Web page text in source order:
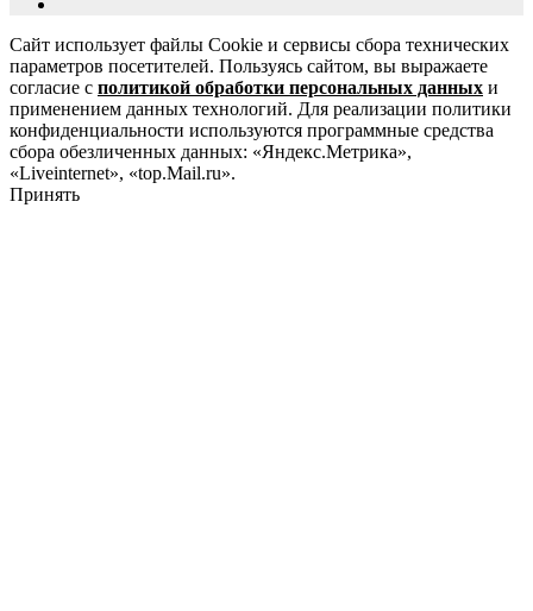
Сайт использует файлы Cookie и сервисы сбора технических
параметров посетителей. Пользуясь сайтом, вы выражаете
согласие с политикой обработки персональных данных и
применением данных технологий. Для реализации политики
конфиденциальности используются программные средства
сбора обезличенных данных: «Яндекс.Метрика»,
«Liveinternet», «top.Mail.ru».
Принять